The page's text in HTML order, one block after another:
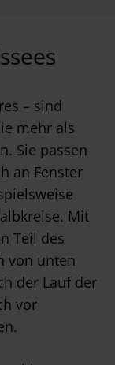
– sind
mehr als
Sie passen
an Fenster
Mit
Teil des
von unten
der Lauf der
vor